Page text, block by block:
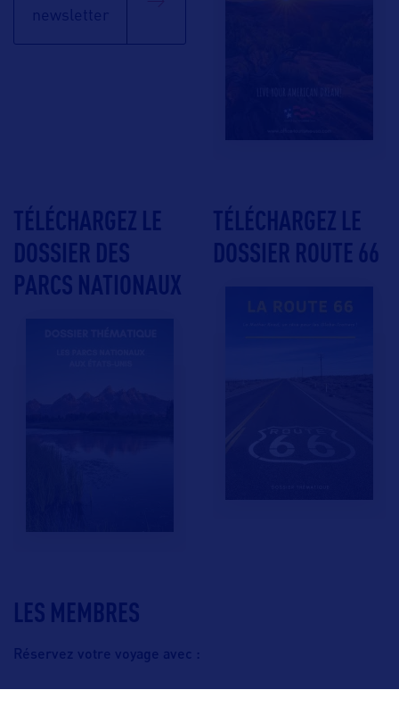
LES MEMBRES
Réservez votre voyage avec :
newsletter
TÉLÉCHARGEZ LE
DOSSIER DES
PARCS NATIONAUX
TÉLÉCHARGEZ LE
DOSSIER ROUTE 66